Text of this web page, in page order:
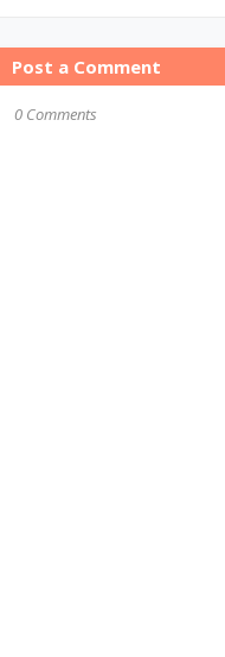
Post a Comment
0 Comments